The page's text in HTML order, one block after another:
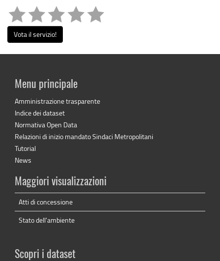
Vota il servizio!
Menu principale
Amministrazione trasparente
Indice dei dataset
Normativa Open Data
Relazioni di inizio mandato Sindaci Metropolitani
Tutorial
News
Maggiori visualizzazioni
Atti di concessione
Stato dell'ambiente
Scopri i dataset